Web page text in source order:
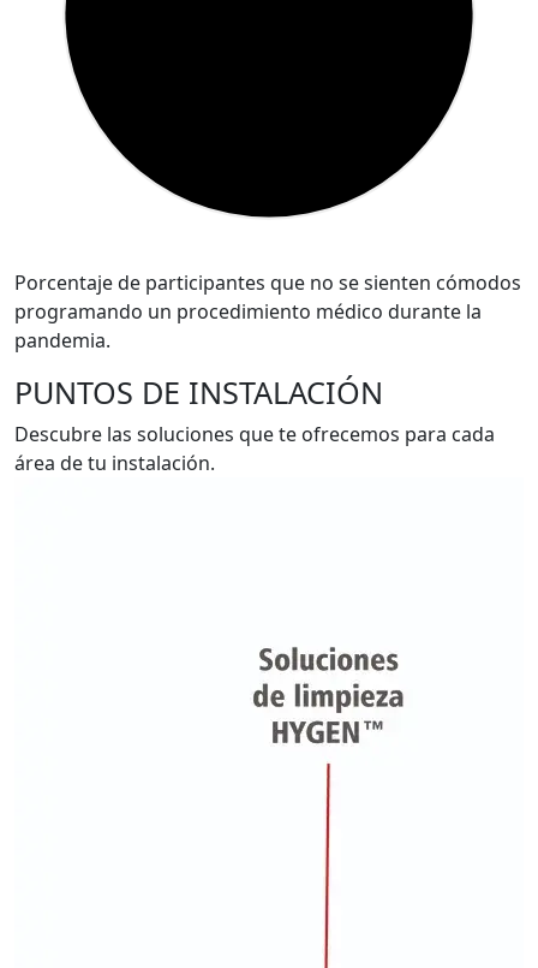
Porcentaje de participantes que no se sienten cómodos
programando un procedimiento médico durante la
pandemia.
PUNTOS DE INSTALACIÓN
Descubre las soluciones que te ofrecemos para cada
área de tu instalación.